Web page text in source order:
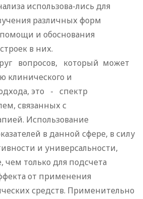
использова-лись для
различных форм
и обоснования
в них.
который может
клинического и
это - спектр
связанных с
Использование
в данной сфере, в силу
и универсальности,
чем только для подсчета
от применения
средств. Применительно